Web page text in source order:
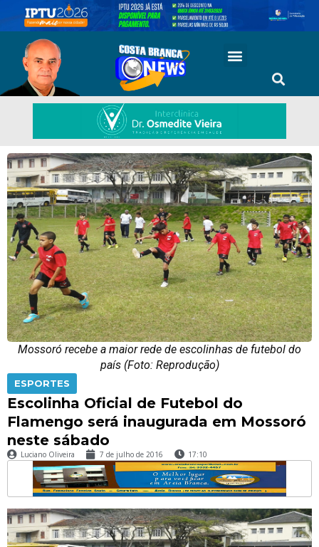
Mossoró recebe a maior rede de escolinhas de futebol do
país (Foto: Reprodução)
ESPORTES
Escolinha Oficial de Futebol do
Flamengo será inaugurada em Mossoró
neste sábado
Luciano Oliveira 7 de julho de 2016 17:10